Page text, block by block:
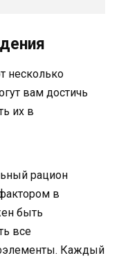
несколько
вам достичь
их в
рацион
в
быть
все
Каждый